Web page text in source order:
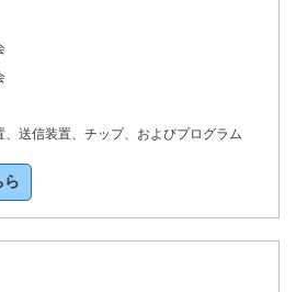
、送信装置、チップ、およびプログラム
ら